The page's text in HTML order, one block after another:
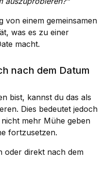
von einem gemeinsamen
was es zu einer
macht.
nach dem Datum
bist, kannst du das als
Dies bedeutet jedoch
mehr Mühe geben
fortzusetzen.
oder direkt nach dem